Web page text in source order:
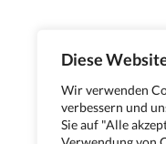
Diese
Wir verwenden
verbessern und
Sie auf "Alle